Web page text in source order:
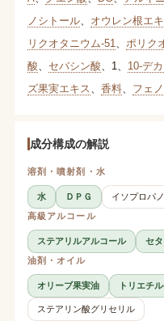
ノシトール、 オウレン根エ
リクオタニウム-51
ポリク
酸
セバシン酸 1 10-デ
ズ果実エキス
香料、 フェ
成分構成の解説
溶剤・噴射剤・水
水 ＤＰＧ イソプロパ
高級アルコール
ステアリルアルコール
セ
油剤・オイル
オリーブ果実油 トリエチ
ステアリン酸グリセリル